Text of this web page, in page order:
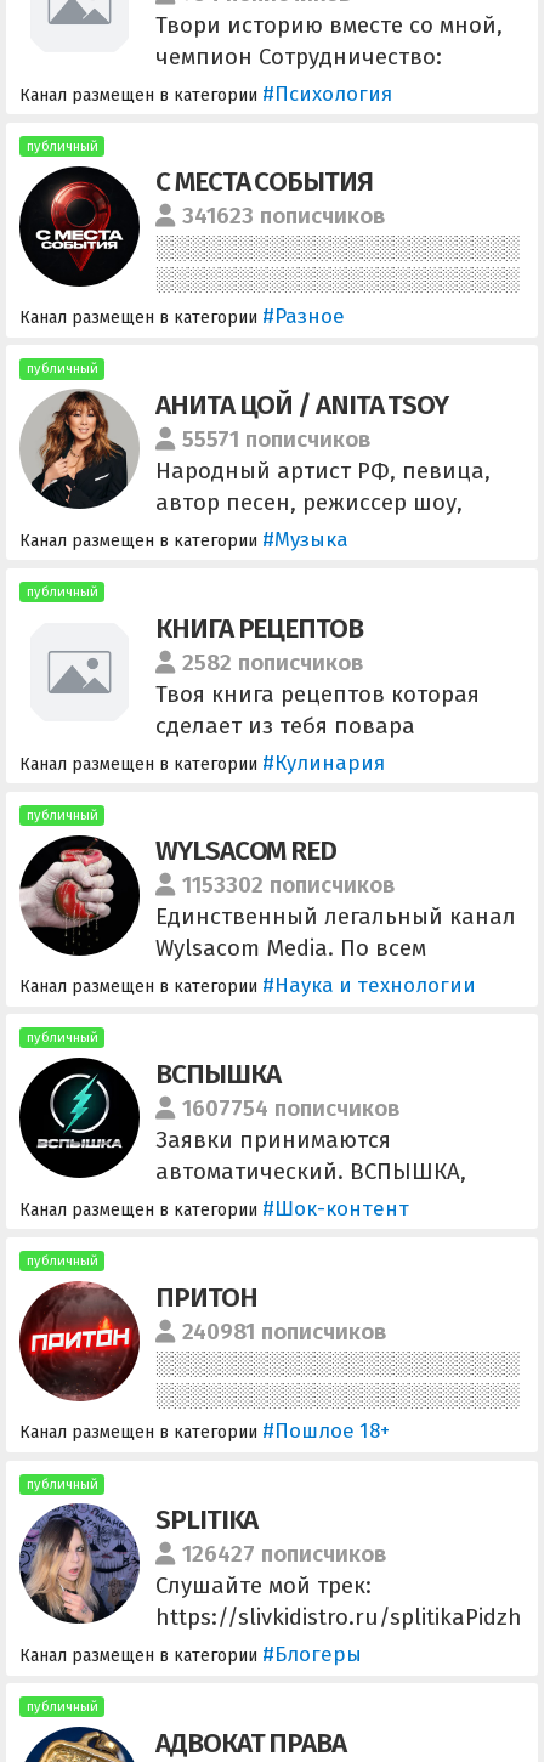
Твори историю вместе со мной,
чемпион Сотрудничество:
@marseli_tg
Канал размещен в категории #Психология
публичный
С МЕСТА СОБЫТИЯ
341623 пописчиков
Канал размещен в категории #Разное
публичный
АНИТА ЦОЙ / ANITA TSOY
55571 пописчиков
Народный артист РФ, певица,
автор песен, режиссер шоу,
руководитель кафедры
"БРАВО", "Открытый мир
искусства", ООО Студия искусств
"Имена". Концерты и реклама -
Константин Никитаев
+79109000556
Канал размещен в категории #Музыка
публичный
КНИГА РЕЦЕПТОВ
2582 пописчиков
Твоя книга рецептов которая
сделает из тебя повара
мирового класса Познаём
@Reklama_HouseFood_bot
Канал размещен в категории #Кулинария
публичный
WYLSACOM RED
1153302 пописчиков
Единственный легальный канал
Wylsacom Media. По всем
вопросам пишите сюда:
ylsacom ВК:
https://vk.com/wylsacom
Канал размещен в категории #Наука и технологии
публичный
ВСПЫШКА
1607754 пописчиков
Заявки принимаются
автоматический. ВСПЫШКА,
которую Вы заслужили. Громкая,
чтобы быть вкурсе событий
мира. Ссылка для друзей:
https://t.me/+1PywFMBPEDgxYzEy
Купим контент дорого:
@URBAN_UBRAN
Канал размещен в категории #Шок-контент
публичный
ПРИТОН
240981 пописчиков
Канал размещен в категории #Пошлое 18+
публичный
SPLITIKA
126427 пописчиков
Слушайте мой трек:
https://slivkidistro.ru/splitikaPidzh
ak @mst102 – Реклама,
реклама
Канал размещен в категории #Блогеры
публичный
АДВОКАТ ПРАВА